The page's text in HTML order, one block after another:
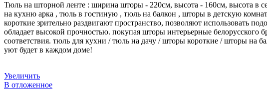
Тюль на шторной ленте : ширина шторы - 220см, высота - 160см, высота в
на кухню арка , тюль в гостиную , тюль на балкон , шторы в детскую
короткие зрительно раздвигают пространство, позволяют использовать
обладает высокой прочностью. покупая шторы интерьерные
соответствия. тюль для кухни / тюль на дачу / шторы короткие / шторы на
уют будет в каждом доме!
Увеличить
В отложенное